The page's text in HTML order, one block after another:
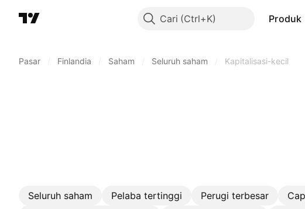
Cari Produk
Pasar Finlandia Saham Seluruh saham Kapitalisasi-kecil
Seluruh saham Pelaba tertinggi Perugi terbesar